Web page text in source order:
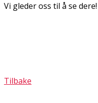
Vi gleder oss til å se dere!
Tilbake